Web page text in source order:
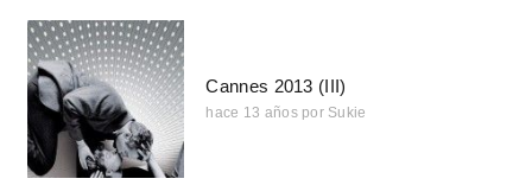
Cannes 2013 (III)
hace 13 años por Sukie